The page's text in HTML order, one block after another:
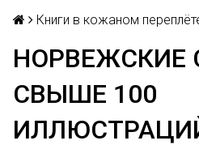
Книги в кожаном
НОРВЕЖСКИЕ
СВЫШЕ 100